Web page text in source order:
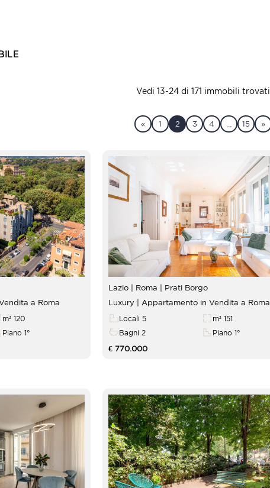
Vedi 13-24 di 171 immobili trovati
« 1 2 3 4 15 »
a Roma
m² 120
Piano 1°
Prati Borgo
Luxury | Appartamento in Vendita a Roma
Locali 5
m² 151
Bagni 2
Piano 1°
€ 770.000